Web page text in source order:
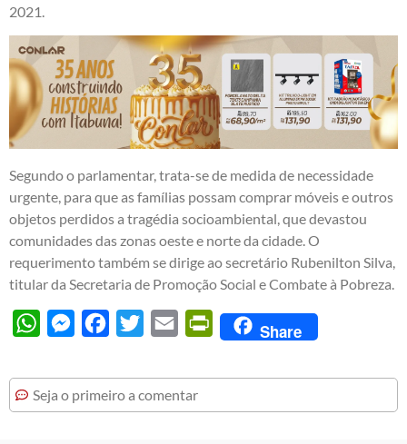
2021.
Segundo o parlamentar, trata-se de medida de necessidade
urgente, para que as famílias possam comprar móveis e outros
objetos perdidos a tragédia socioambiental, que devastou
comunidades das zonas oeste e norte da cidade. O
requerimento também se dirige ao secretário Rubenilton Silva,
titular da Secretaria de Promoção Social e Combate à Pobreza.
WhatsAppMessengerFacebook
Twitter Email PrintFriendly
Share
Seja o primeiro a comentar